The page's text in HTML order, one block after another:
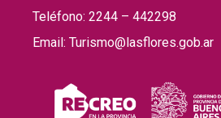
Teléfono: 2244 – 442298
Email: Turismo@lasflores.gob.ar